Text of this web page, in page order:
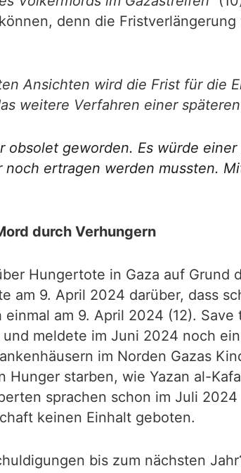
denn die
Ansichten wird die Frist für die
weitere Verfahren einer
obsolet geworden. Es würde
ertragen werden mussten.
durch Verhungern
Hungertote in Gaza auf Grund
am 9. April 2024 darüber, dass
am 9. April 2024 (12).
meldete im Juni 2024 noch
im Norden Gazas
starben, wie Yazan al-
sprachen schon im Juli
keinen Einhalt geboten.
bis zum nächsten